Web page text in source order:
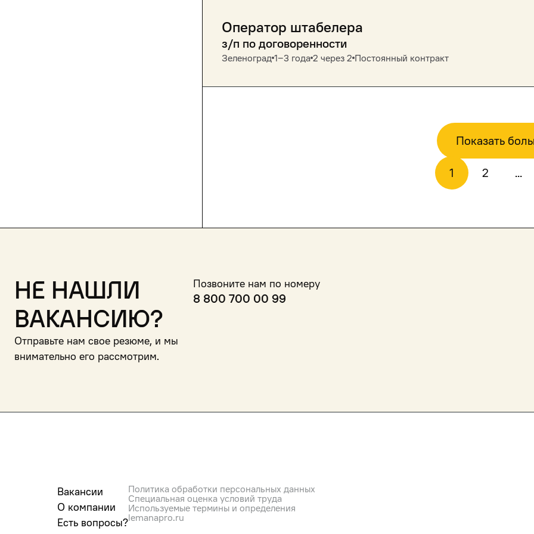
Оператор штабелера
з/п по договоренности
Зеленоград 1‒3 года 2 через 2 Постоянный контракт
Показать
1 2 ...
Не нашли
вакансию?
Отправьте нам свое резюме, и мы
внимательно его рассмотрим.
Позвоните нам по номеру
8 800 700 00 99
Вакансии
О компании
Есть вопросы?
Политика обработки персональных данных
Специальная оценка условий труда
Используемые термины и определения
lemanapro.ru